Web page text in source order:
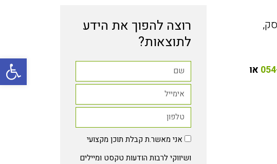
פתח
או
רוצה להפוך את הידע
לתוצאות?
אני מאשר.ת קבלת תוכן מקצועי
ושיווקי לרבות הודעות טקסט ומיילים